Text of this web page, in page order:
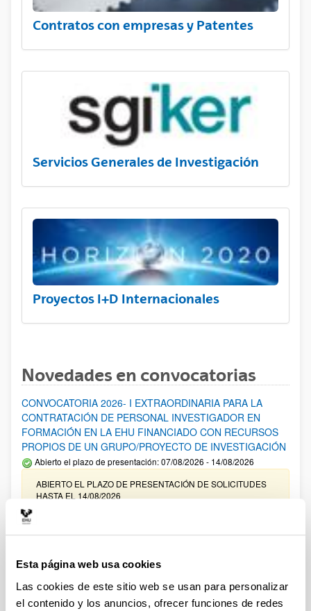
Esta página web usa cookies
Las cookies de este sitio web se usan para personalizar
el contenido y los anuncios, ofrecer funciones de redes
Contratos con empresas y Patentes
Servicios Generales de Investigación
Proyectos I+D Internacionales
Novedades en convocatorias
CONVOCATORIA 2026- I EXTRAORDINARIA PARA LA
CONTRATACIÓN DE PERSONAL INVESTIGADOR EN
FORMACIÓN EN LA EHU FINANCIADO CON RECURSOS
PROPIOS DE UN GRUPO/PROYECTO DE INVESTIGACIÓN
Abierto el plazo de presentación: 07/08/2026 - 14/08/2026
ABIERTO EL PLAZO DE PRESENTACIÓN DE SOLICITUDES
HASTA EL 14/08/2026
Ayudas para financiación de la adquisición y renovación de
UPV/EHU 2026
Trámite abierto
25/03/2026: Corrección de errores del listado provisional de
solicitudes admitidas y excluidas. 23/03/2026: Relación